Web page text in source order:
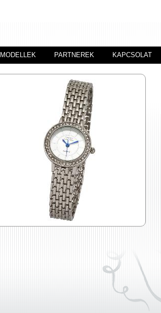
MODELLEK PARTNEREK KAPCSOLAT